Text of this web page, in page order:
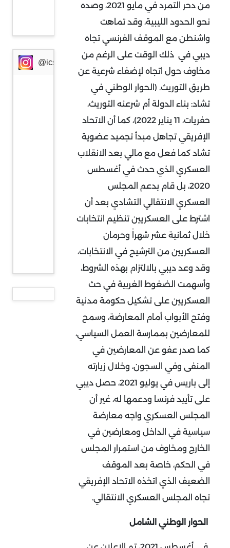
من دحر التمرد في مايو 2021، وصده
نحو الحدود الليبية، وقد تماهت
واشنطن مع الموقف الفرنسي تجاه
ديبي في ذلك الوقت على الرغم من
مخاوف حول اتجاه لإضفاء شرعية عن
طريق التوريث. (الحوار الوطني في
تشاد: بناء الدولة أم شرعنه التوريث،
حفريات، 11 يناير 2022)، كما أن الاتحاد
الإفريقي تجاهل مبدأ تجميد عضوية
تشاد كما فعل مع مالي بعد الانقلاب
العسكري الذي حدث في أغسطس
2020، بل قام بدعم المجلس
العسكري الانتقالي التشادي بعد أن
اشترط على العسكريين تنظيم انتخابات
خلال ثمانية عشر شهراً وحرمان
العسكريين من الترشيح في الانتخابات،
وقد وعد ديبي بالالتزام بهذه الشروط،
وأسهمت الضغوط الغربية في حث
العسكريين على تشكيل حكومة مدنية
وفتح الأبواب أمام المعارضة، وسمح
للمعارضين بممارسة العمل السياسي،
كما صدر عفو عن المعارضين في
المنفى وفي السجون، وخلال زيارته
إلى باريس في يوليو 2021، حصل ديبي
على تأييد فرنسا ودعمها له، غير أن
المجلس العسكري واجه معارضة
سياسية في الداخل ومعارضين في
الخارج ومخاوف من استمرار المجلس
في الحكم، خاصة بعد الموقف
الضعيف الذي اتخذه الاتحاد الإفريقي
تجاه المجلس العسكري الانتقالي.
الحوار الوطني الشامل
ظرف
خطير
@icssresearch